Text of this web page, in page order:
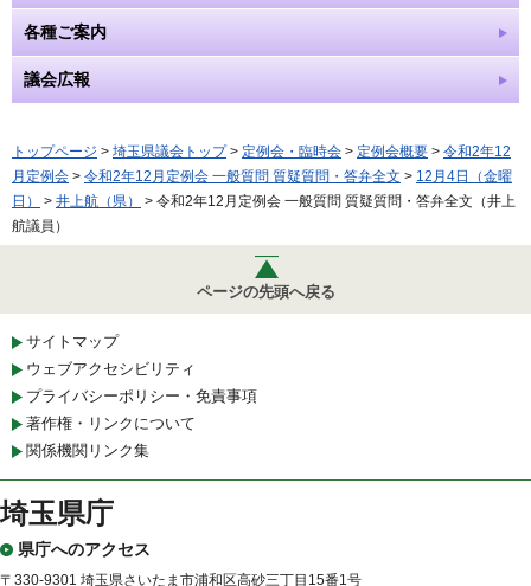
各種ご案内
議会広報
トップページ > 埼玉県議会トップ> 定例会・臨時会 > 定例会概要 > 令和2年12
月定例会 > 令和2年12月定例会 一般質問 質疑質問・答弁全文 > 12月4日（金曜
日）
> 井上航（県）
> 令和2年12月定例会 一般質問 質疑質問・答弁全文（井上
航議員）
ページの先頭へ戻る
サイトマップ
ウェブアクセシビリティ
プライバシーポリシー・免責事項
著作権・リンクについて
関係機関リンク集
埼玉県庁
県庁へのアクセス
〒330-9301 埼玉県さいたま市浦和区高砂三丁目15番1号